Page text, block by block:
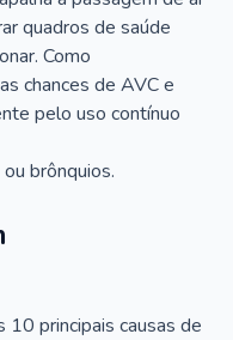
quadros de saúde
Como
chances de AVC e
pelo uso contínuo
brônquios.
10 principais causas de